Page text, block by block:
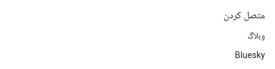
متصل کردن
وبلاگ
Bluesky